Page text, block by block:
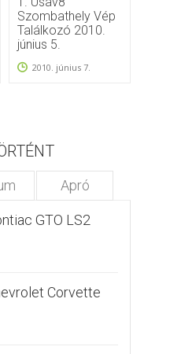
Szombathely Vép
Találkozó 2010.
június 5.
2010. június 7.
Apró
GTO LS2
Corvette